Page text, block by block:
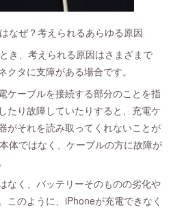
なぜ？考えられるあらゆる原因
き、考えられる原因はさまざまで
タに支障がある場合です。
ケーブルを接続する部分のことを指
たり故障していたりすると、充電ケ
がそれを読み取ってくれないことが
体ではなく、ケーブルの方に故障が
なく、バッテリーそのものの劣化や
このように、iPhoneが充電できなく